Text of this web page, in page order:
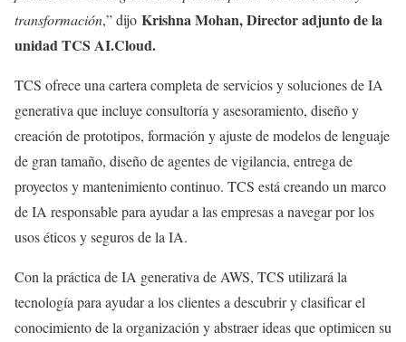
transformación,” dijo Krishna Mohan, Director adjunto de la
unidad TCS AI.Cloud.
TCS ofrece una cartera completa de servicios y soluciones de IA
generativa que incluye consultoría y asesoramiento, diseño y
creación de prototipos, formación y ajuste de modelos de lenguaje
de gran tamaño, diseño de agentes de vigilancia, entrega de
proyectos y mantenimiento continuo. TCS está creando un marco
de IA responsable para ayudar a las empresas a navegar por los
usos éticos y seguros de la IA.
Con la práctica de IA generativa de AWS, TCS utilizará la
tecnología para ayudar a los clientes a descubrir y clasificar el
conocimiento de la organización y abstraer ideas que optimicen su